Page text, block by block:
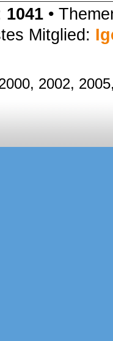
1041 •
Mitglied:
2002,